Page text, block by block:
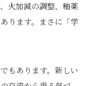
火加減の調整、釉薬
ります。まさに「学
もあります。新しい